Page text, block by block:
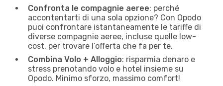
Confronta le compagnie aeree: perché
accontentarti di una sola opzione? Con Opodo
puoi confrontare istantaneamente le tariffe di
diverse compagnie aeree, incluse quelle low-
cost, per trovare l’offerta che fa per te.
Combina Volo + Alloggio: risparmia denaro e
stress prenotando volo e hotel insieme su
Opodo. Minimo sforzo, massimo comfort!